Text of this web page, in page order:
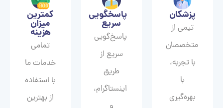
پزشکان
تیمی از
متخصصان
با تجربه،
با
بهره‌گیری
پاسخگویی
سریع
پاسخ‌گویی
سریع از
طریق
اینستاگرام،
و
کمترین
میزان
هزینه
تمامی
خدمات ما
با استفاده
از بهترین